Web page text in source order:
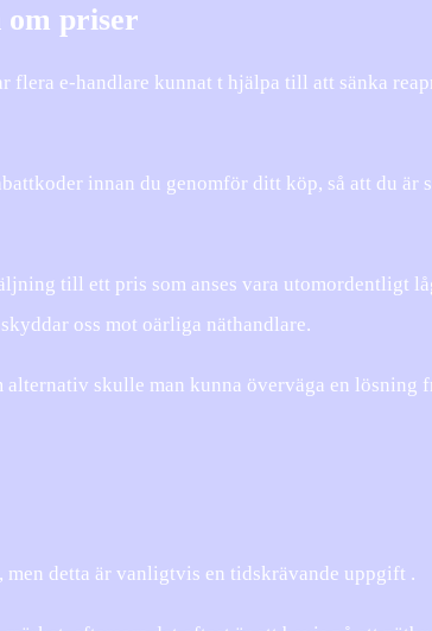
priser
e-handlare kunnat t hjälpa till att sänka
innan du genomför ditt köp, så att du är
till ett pris som anses vara utomordentligt
oss mot oärliga näthandlare.
skulle man kunna överväga en lösning
detta är vanligtvis en tidskrävande uppgift .